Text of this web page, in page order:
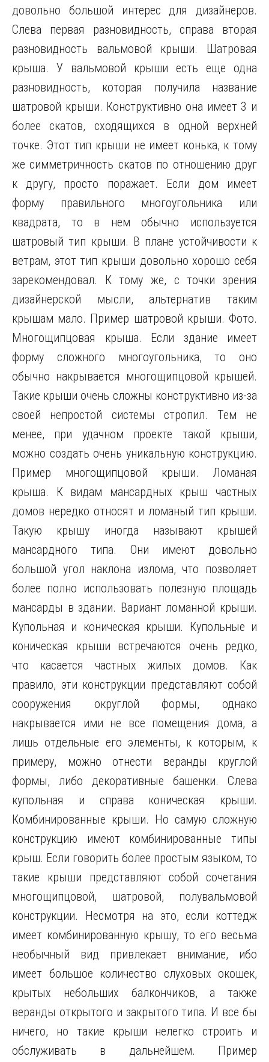
довольно большой интерес для дизайнеров.
Слева первая разновидность, справа вторая
разновидность вальмовой крыши. Шатровая
крыша. У вальмовой крыши есть еще одна
разновидность, которая получила название
шатровой крыши. Конструктивно она имеет 3 и
более скатов, сходящихся в одной верхней
точке. Этот тип крыши не имеет конька, к тому
же симметричность скатов по отношению друг
к другу, просто поражает. Если дом имеет
форму правильного многоугольника или
квадрата, то в нем обычно используется
шатровый тип крыши. В плане устойчивости к
ветрам, этот тип крыши довольно хорошо себя
зарекомендовал. К тому же, с точки зрения
дизайнерской мысли, альтернатив таким
крышам мало. Пример шатровой крыши. Фото.
Многощипцовая крыша. Если здание имеет
форму сложного многоугольника, то оно
обычно накрывается многощипцовой крышей.
Такие крыши очень сложны конструктивно из-за
своей непростой системы стропил. Тем не
менее, при удачном проекте такой крыши,
можно создать очень уникальную конструкцию.
Пример многощипцовой крыши. Ломаная
крыша. К видам мансардных крыш частных
домов нередко относят и ломаный тип крыши.
Такую крышу иногда называют крышей
мансардного типа. Они имеют довольно
большой угол наклона излома, что позволяет
более полно использовать полезную площадь
мансарды в здании. Вариант ломанной крыши.
Купольная и коническая крыши. Купольные и
коническая крыши встречаются очень редко,
что касается частных жилых домов. Как
правило, эти конструкции представляют собой
сооружения округлой формы, однако
накрывается ими не все помещения дома, а
лишь отдельные его элементы, к которым, к
примеру, можно отнести веранды круглой
формы, либо декоративные башенки. Слева
купольная и справа коническая крыши.
Комбинированные крыши. Но самую сложную
конструкцию имеют комбинированные типы
крыш. Если говорить более простым языком, то
такие крыши представляют собой сочетания
многощипцовой, шатровой, полувальмовой
конструкции. Несмотря на это, если коттедж
имеет комбинированную крышу, то его весьма
необычный вид привлекает внимание, ибо
имеет большое количество слуховых окошек,
крытых небольших балкончиков, а также
веранды открытого и закрытого типа. И все бы
ничего, но такие крыши нелегко строить и
обслуживать в дальнейшем. Пример